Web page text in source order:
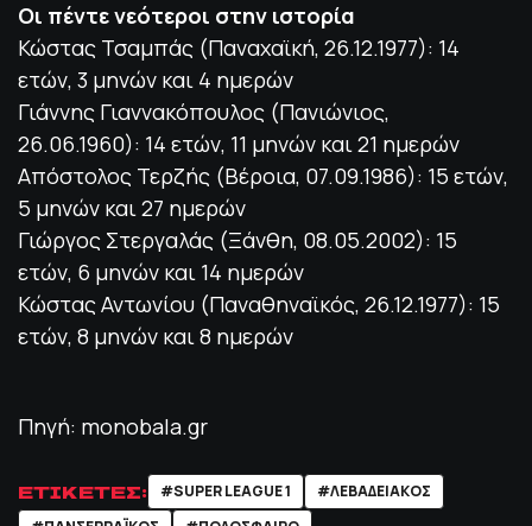
Οι πέντε νεότεροι στην ιστορία
Κώστας Τσαμπάς (Παναχαϊκή, 26.12.1977): 14
ετών, 3 μηνών και 4 ημερών
Γιάννης Γιαννακόπουλος (Πανιώνιος,
26.06.1960): 14 ετών, 11 μηνών και 21 ημερών
Απόστολος Τερζής (Βέροια, 07.09.1986): 15 ετών,
5 μηνών και 27 ημερών
Γιώργος Στεργαλάς (Ξάνθη, 08.05.2002): 15
ετών, 6 μηνών και 14 ημερών
Κώστας Αντωνίου (Παναθηναϊκός, 26.12.1977): 15
ετών, 8 μηνών και 8 ημερών
Πηγή: monobala.gr
ΕΤΙΚΕΤΕΣ: #SUPER LEAGUE 1
#ΛΕΒΑΔΕΙΑΚΌΣ